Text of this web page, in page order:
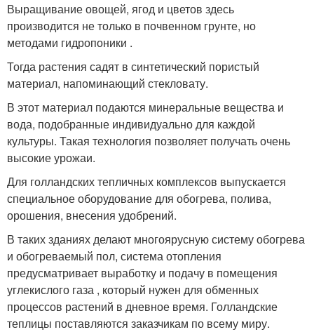
Выращивание овощей, ягод и цветов здесь
производится не только в почвенном грунте, но
методами гидропоники .
Тогда растения садят в синтетический пористый
материал, напоминающий стекловату.
В этот материал подаются минеральные вещества и
вода, подобранные индивидуально для каждой
культуры. Такая технология позволяет получать очень
высокие урожаи.
Для голландских тепличных комплексов выпускается
специальное оборудование для обогрева, полива,
орошения, внесения удобрений.
В таких зданиях делают многоярусную систему обогрева
и обогреваемый пол, система отопления
предусматривает выработку и подачу в помещения
углекислого газа , который нужен для обменных
процессов растений в дневное время. Голландские
теплицы поставляются заказчикам по всему миру.